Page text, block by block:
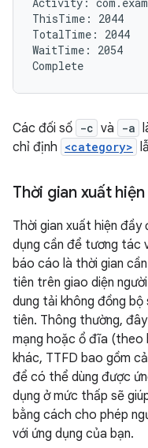
ThisTime: 2044
TotalTime: 2044
WaitTime: 2054
Các đối số -c và -a
chỉ định <category>
Thời gian xuất
Thời gian xuất hiện
dụng cần để tương tác
báo cáo là thời gian
tiên trên giao diện
dung tải không đồng bộ
tiên. Thông thường,
mạng hoặc ổ đĩa (theo
khác, TTFD bao gồm
để có thể dùng được
dụng ở mức thấp sẽ
bằng cách cho phép
với ứng dụng của bạn.